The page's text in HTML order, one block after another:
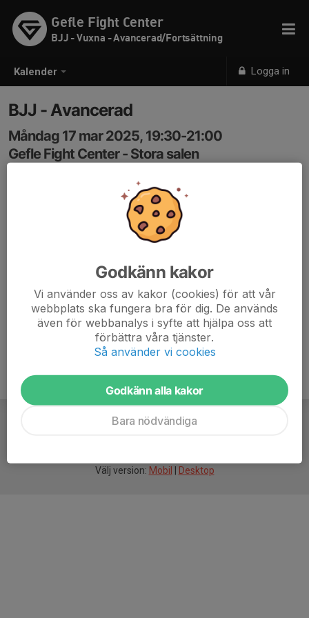
Kalender Logga in
Gefle Fight Center
BJJ - Vuxna - Avancerad/Fortsättning
BJJ - Avancerad
Måndag 17 mar 2025, 19:30-21:00
Gefle Fight Center - Stora salen
Välj version: Mobil Desktop
Godkänn kakor
Vi använder oss av kakor (cookies) för att vår
webbplats ska fungera bra för dig. De används
även för webbanalys i syfte att hjälpa oss att
förbättra våra tjänster.
Så använder vi cookies
Godkänn alla kakor
Bara nödvändiga